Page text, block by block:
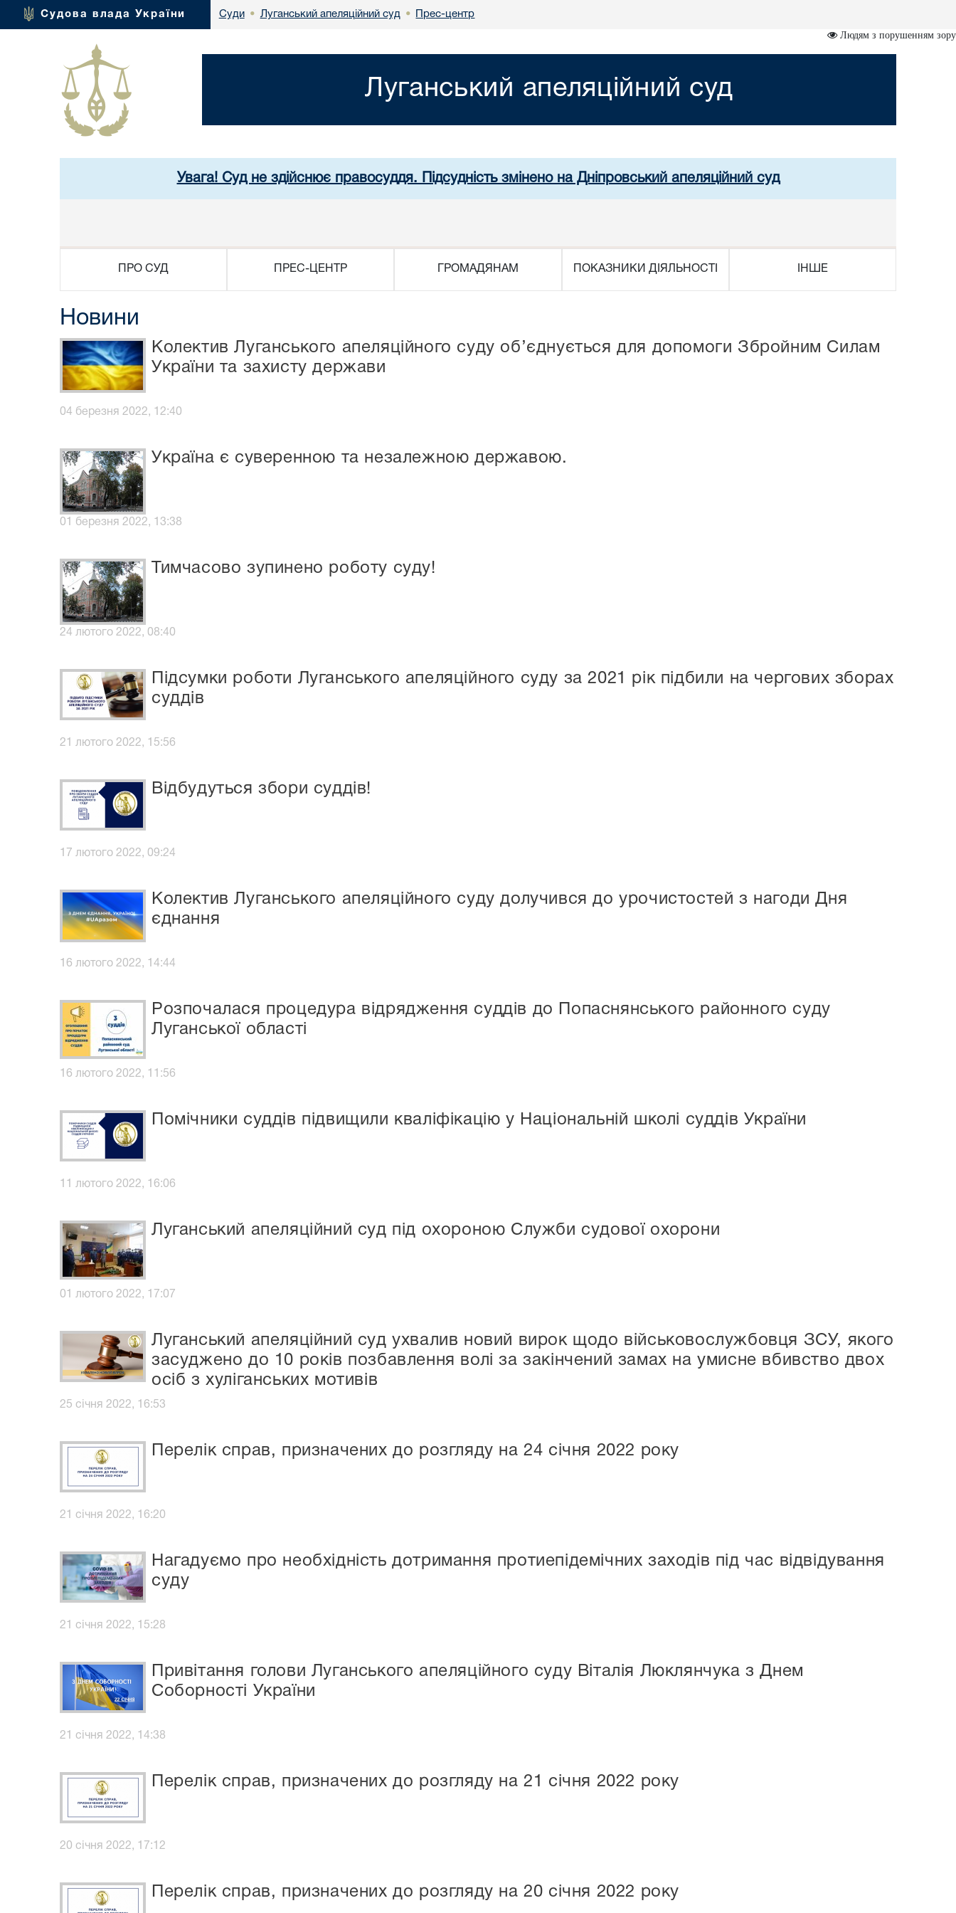
Судова влада України Суди • Луганський апеляційний суд • Прес-центр
Людям з порушенням зору
Луганський апеляційний суд
Увага! Суд не здійснює правосуддя. Підсудність змінено на Дніпровський апеляційний суд
ПРО СУД ПРЕС-ЦЕНТР ГРОМАДЯНАМ ПОКАЗНИКИ ДІЯЛЬНОСТІ ІНШЕ
Новини
Колектив Луганського апеляційного суду об’єднується для допомоги Збройним Силам
України та захисту держави
04 березня 2022, 12:40
Україна є суверенною та незалежною державою.
01 березня 2022, 13:38
Тимчасово зупинено роботу суду!
24 лютого 2022, 08:40
Підсумки роботи Луганського апеляційного суду за 2021 рік підбили на чергових зборах
суддів
21 лютого 2022, 15:56
Відбудуться збори суддів!
17 лютого 2022, 09:24
Колектив Луганського апеляційного суду долучився до урочистостей з нагоди Дня
єднання
16 лютого 2022, 14:44
Розпочалася процедура відрядження суддів до Попаснянського районного суду
Луганської області
16 лютого 2022, 11:56
Помічники суддів підвищили кваліфікацію у Національній школі суддів України
11 лютого 2022, 16:06
Луганський апеляційний суд під охороною Служби судової охорони
01 лютого 2022, 17:07
Луганський апеляційний суд ухвалив новий вирок щодо військовослужбовця ЗСУ, якого
засуджено до 10 років позбавлення волі за закінчений замах на умисне вбивство двох
осіб з хуліганських мотивів
25 січня 2022, 16:53
Перелік справ, призначених до розгляду на 24 січня 2022 року
21 січня 2022, 16:20
Нагадуємо про необхідність дотримання протиепідемічних заходів під час відвідування
суду
21 січня 2022, 15:28
Привітання голови Луганського апеляційного суду Віталія Люклянчука з Днем
Соборності України
21 січня 2022, 14:38
Перелік справ, призначених до розгляду на 21 січня 2022 року
20 січня 2022, 17:12
Перелік справ, призначених до розгляду на 20 січня 2022 року